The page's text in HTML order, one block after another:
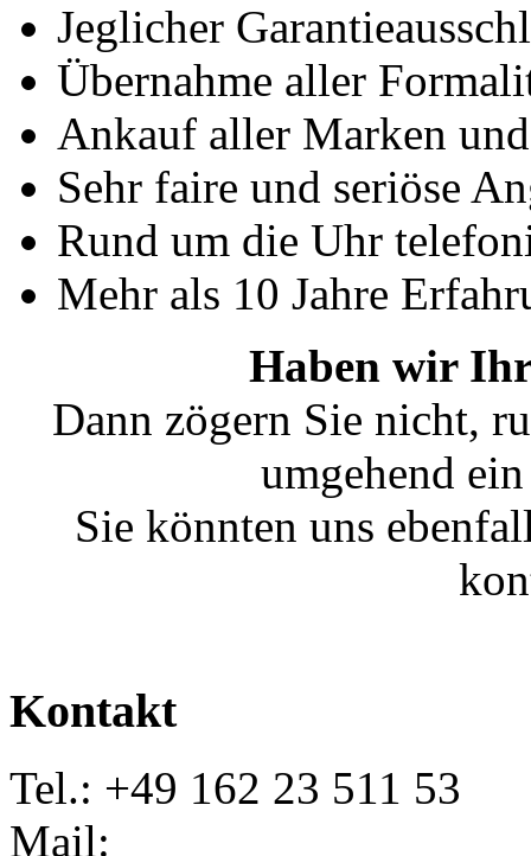
Jeglicher
Übernahme aller
Ankauf aller Marken
Sehr faire und seriöse
Rund um die Uhr
Mehr als 10 Jahre
Haben wir Ihr
Dann zögern Sie nicht,
umgehend
Sie könnten uns
Kontakt
Tel.: +49 162 23 511 53
Mail: